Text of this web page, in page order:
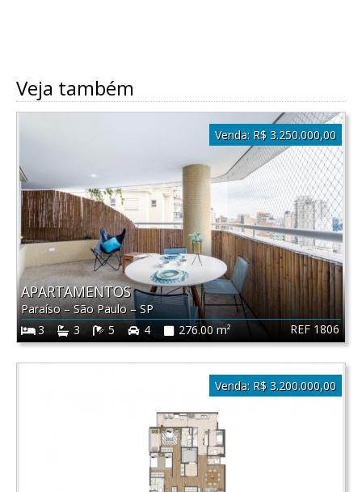
Veja também
REF 1806
APARTAMENTOS
Paraíso–São Paulo–SP
3
3 5 4 276.00 m²
Venda: R$ 3.250.000,00
Venda: R$ 3.200.000,00